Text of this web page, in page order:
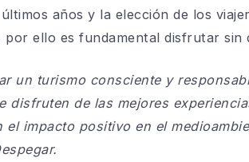
años y la elección de los
ello es fundamental disfrutar sin
un turismo consciente y
de las mejores
impacto positivo en el